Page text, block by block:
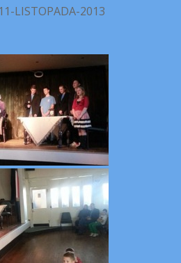
11-LISTOPADA-2013